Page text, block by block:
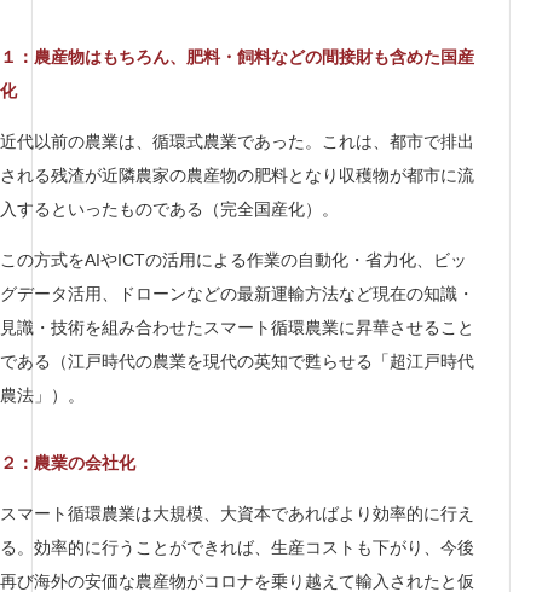
１：農産物はもちろん、肥料・飼料などの間接財も含めた国産
化
近代以前の農業は、循環式農業であった。これは、都市で排出
される残渣が近隣農家の農産物の肥料となり収穫物が都市に流
入するといったものである（完全国産化）。
この方式をAIやICTの活用による作業の自動化・省力化、ビッ
グデータ活用、ドローンなどの最新運輸方法など現在の知識・
見識・技術を組み合わせたスマート循環農業に昇華させること
である（江戸時代の農業を現代の英知で甦らせる「超江戸時代
農法」）。
２：農業の会社化
スマート循環農業は大規模、大資本であればより効率的に行え
る。効率的に行うことができれば、生産コストも下がり、今後
再び海外の安価な農産物がコロナを乗り越えて輸入されたと仮